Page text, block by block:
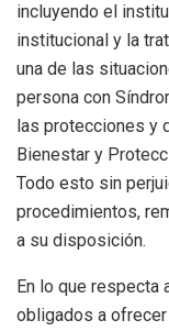
incluyendo el
institucional y la
una de las
persona con
las protecciones y
Bienestar y
Todo esto sin
procedimientos,
a su disposición.
En lo que
obligados a ofrecer